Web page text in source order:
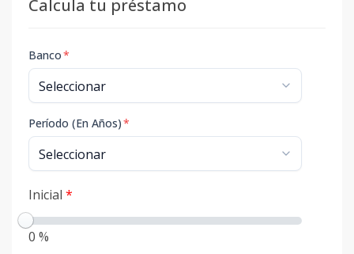
Calcula tu préstamo
Banco*
Período (En Años)*
Inicial *
0 %